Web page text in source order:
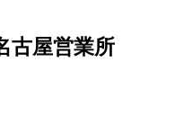
古屋営業所